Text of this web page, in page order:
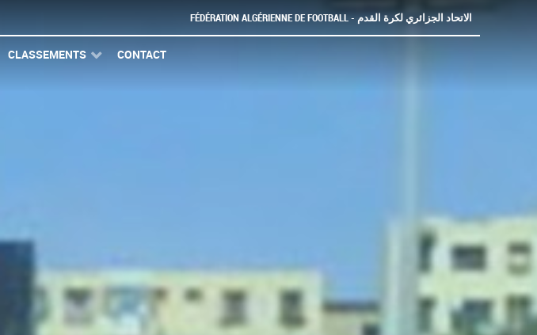
FÉDÉRATION ALGÉRIENNE DE FOOTBALL - الاتحاد الجزائري لكرة القدم
CLASSEMENTS CONTACT